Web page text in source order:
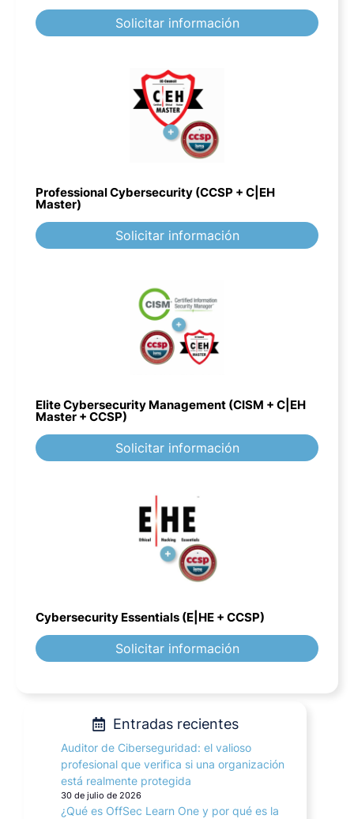
Solicitar información
Professional Cybersecurity (CCSP + C|EH
Master)
Solicitar información
Elite Cybersecurity Management (CISM + C|EH
Master + CCSP)
Solicitar información
Cybersecurity Essentials (E|HE + CCSP)
Solicitar información
Entradas recientes
Auditor de Ciberseguridad: el valioso
profesional que verifica si una organización
está realmente protegida
30 de julio de 2026
¿Qué es OffSec Learn One y por qué es la